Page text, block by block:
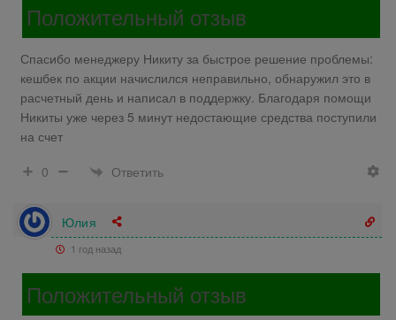
Положительный отзыв
Спасибо менеджеру Никиту за быстрое решение проблемы:
кешбек по акции начислился неправильно, обнаружил это в
расчетный день и написал в поддержку. Благодаря помощи
Никиты уже через 5 минут недостающие средства поступили
на счет
0
Ответить
Юлия
1 год назад
Положительный отзыв